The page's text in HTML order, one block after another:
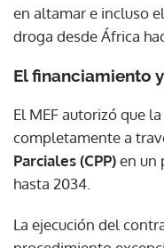
en altamar e incluso
droga desde África
El financiamiento
El MEF autorizó que
completamente a
Parciales (CPP)en un
hasta 2034.
La ejecución del